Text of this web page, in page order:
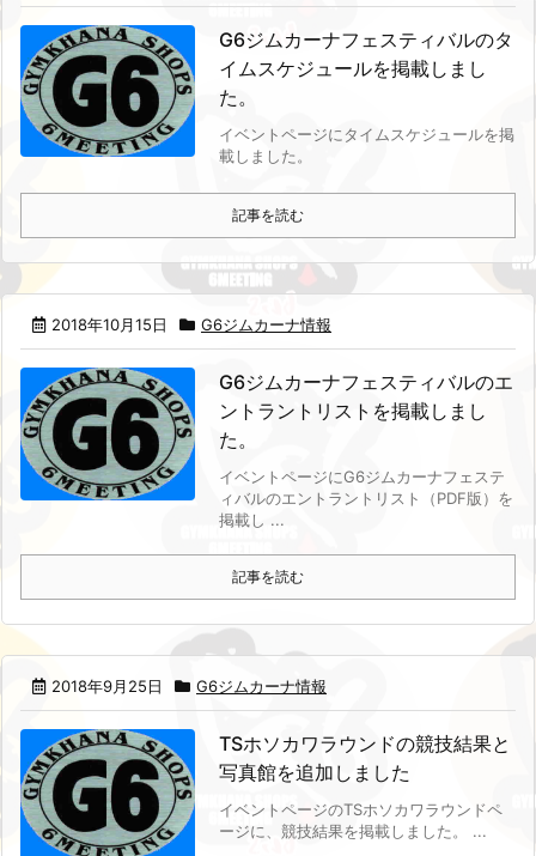
G6ジムカーナフェスティバルのタ
イムスケジュールを掲載しまし
た。
イベントページにタイムスケジュールを掲
載しました。
記事を読む
2018年10月15日 G6ジムカーナ情報
G6ジムカーナフェスティバルのエ
ントラントリストを掲載しまし
た。
イベントページにG6ジムカーナフェステ
ィバルのエントラントリスト（PDF版）を
掲載し ...
記事を読む
2018年9月25日 G6ジムカーナ情報
TSホソカワラウンドの競技結果と
写真館を追加しました
イベントページのTSホソカワラウンドペ
ージに、競技結果を掲載しました。
...